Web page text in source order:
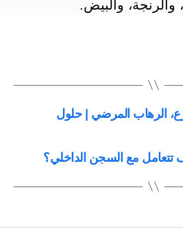
والرنجة، والبيض.
الرهاب المرضي | حلول
تتعامل مع السجن الداخلي؟